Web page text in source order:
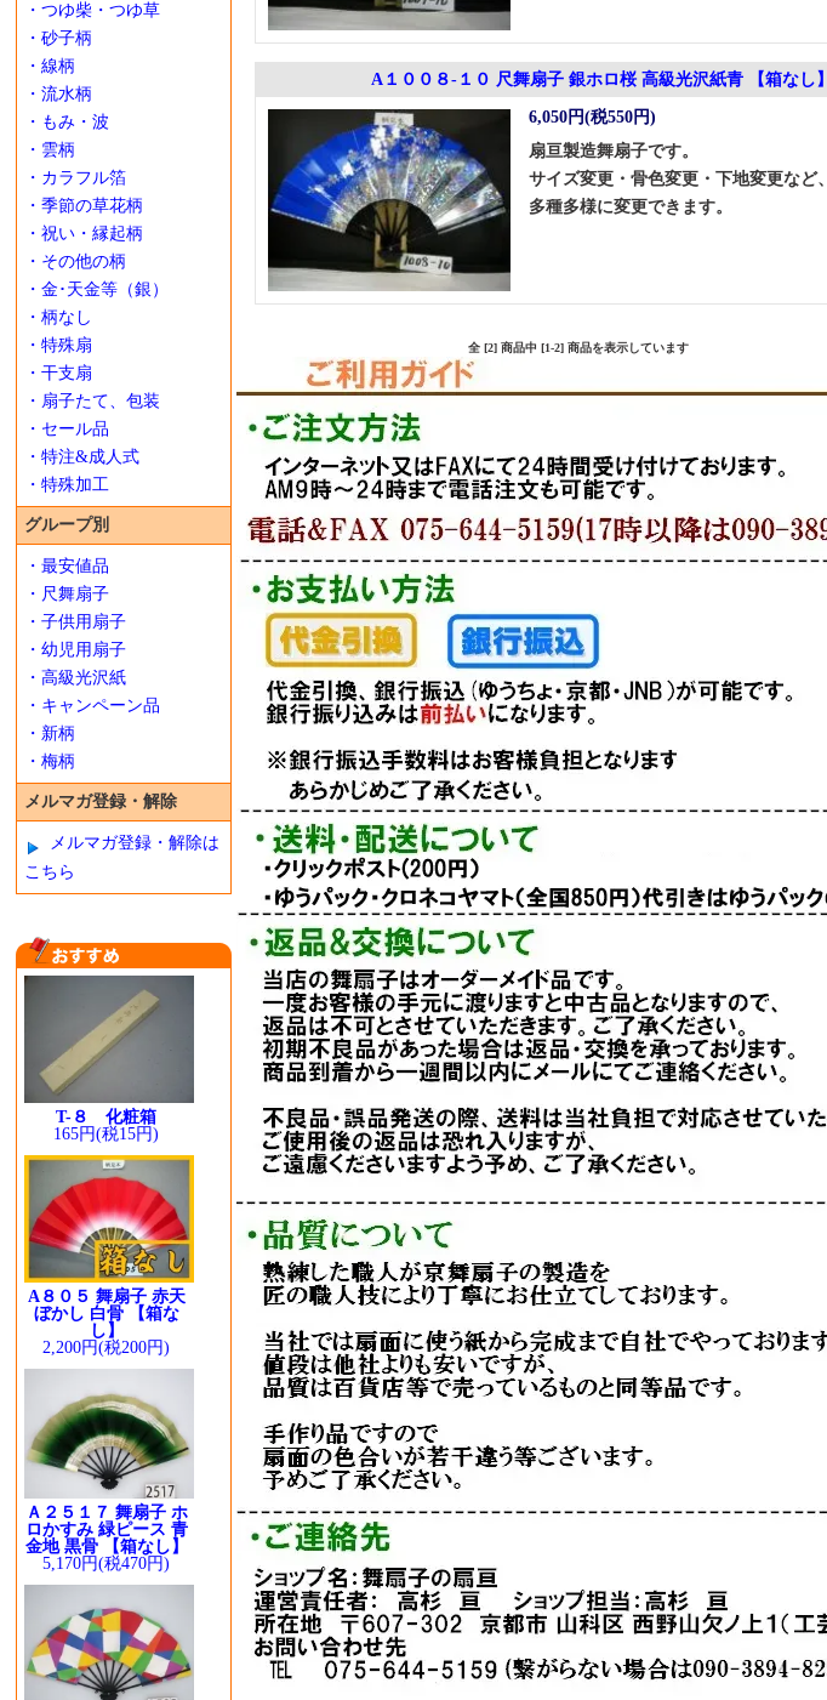
・つゆ柴・つゆ草
・砂子柄
・線柄
・流水柄
・もみ・波
・雲柄
・カラフル箔
・季節の草花柄
・祝い・縁起柄
・その他の柄
・金･天金等（銀）
・柄なし
・特殊扇
・干支扇
・扇子たて、包装
・セール品
・特注&成人式
・特殊加工
グループ別
・最安値品
・尺舞扇子
・子供用扇子
・幼児用扇子
・高級光沢紙
・キャンペーン品
・新柄
・梅柄
メルマガ登録・解除
メルマガ登録・解除は
こちら
T-８ 化粧箱
165円(税15円)
A８０５ 舞扇子 赤天
ぼかし 白骨 【箱な
し】
2,200円(税200円)
Ａ２５１７ 舞扇子 ホ
ロかすみ 緑ピース 青
金地 黒骨 【箱なし】
5,170円(税470円)
A１００８-１０ 尺舞扇子 銀ホロ桜 高級光沢紙青 【箱なし】
6,050円(税550円)
扇亘製造舞扇子です。
サイズ変更・骨色変更・下地変更など、
多種多様に変更できます。
全 [2] 商品中 [1-2] 商品を表示しています